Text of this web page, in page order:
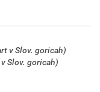
v Slov. goricah)
Slov. goricah)